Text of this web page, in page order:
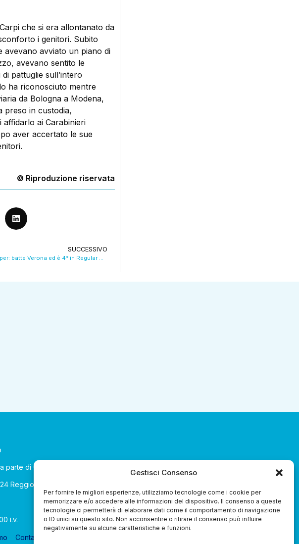
Gestisci Consenso
Per fornire le migliori esperienze, utilizziamo tecnologie come i cookie per
memorizzare e/o accedere alle informazioni del dispositivo. Il consenso a queste
tecnologie ci permetterà di elaborare dati come il comportamento di navigazione
o ID unici su questo sito. Non acconsentire o ritirare il consenso può influire
negativamente su alcune caratteristiche e funzioni.
che si era allontanato da
i genitori. Subito
avevano avviato un piano di
avevano sentito le
pattuglie sull’intero
ha riconosciuto mentre
da Bologna a Modena,
preso in custodia,
ai Carabinieri
aver accertato le sue
© Riproduzione riservata
SUCCESSIVO
di Coop Alleanza 3.0 Soc. Coop.
Reggio Emilia (RE)
i.v.
Contatti